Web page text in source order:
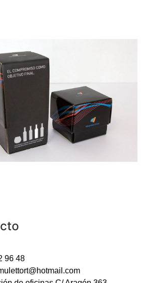
96 48